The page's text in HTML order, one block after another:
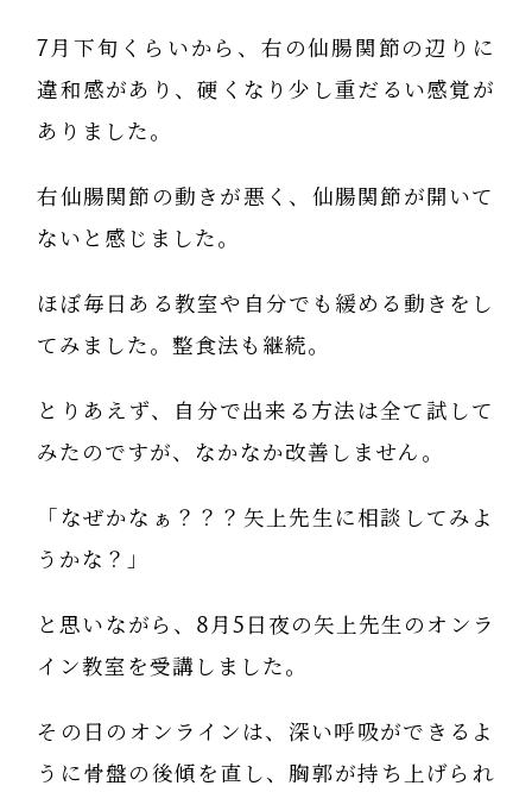
7月下旬くらいから、右の仙腸関節の辺りに
違和感があり、硬くなり少し重だるい感覚が
ありました。
右仙腸関節の動きが悪く、仙腸関節が開いて
ないと感じました。
ほぼ毎日ある教室や自分でも緩める動きをし
てみました。整食法も継続。
とりあえず、自分で出来る方法は全て試して
みたのですが、なかなか改善しません。
「なぜかなぁ？？？矢上先生に相談してみよ
うかな？」
と思いながら、8月5日夜の矢上先生のオンラ
イン教室を受講しました。
その日のオンラインは、深い呼吸ができるよ
うに骨盤の後傾を直し、胸郭が持ち上げられ